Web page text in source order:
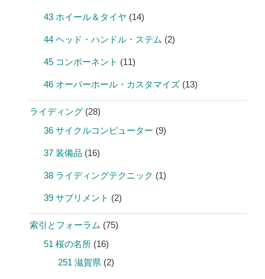
43 ホイール＆タイヤ (14)
44 ヘッド・ハンドル・ステム (2)
45 コンポーネント (11)
46 オーバーホール・カスタマイズ (13)
ライディング (28)
36 サイクルコンピューター (9)
37 装備品 (16)
38 ライディングテクニック (1)
39 サプリメント (2)
索引とフォーラム (75)
51 桜の名所 (16)
251 滋賀県 (2)